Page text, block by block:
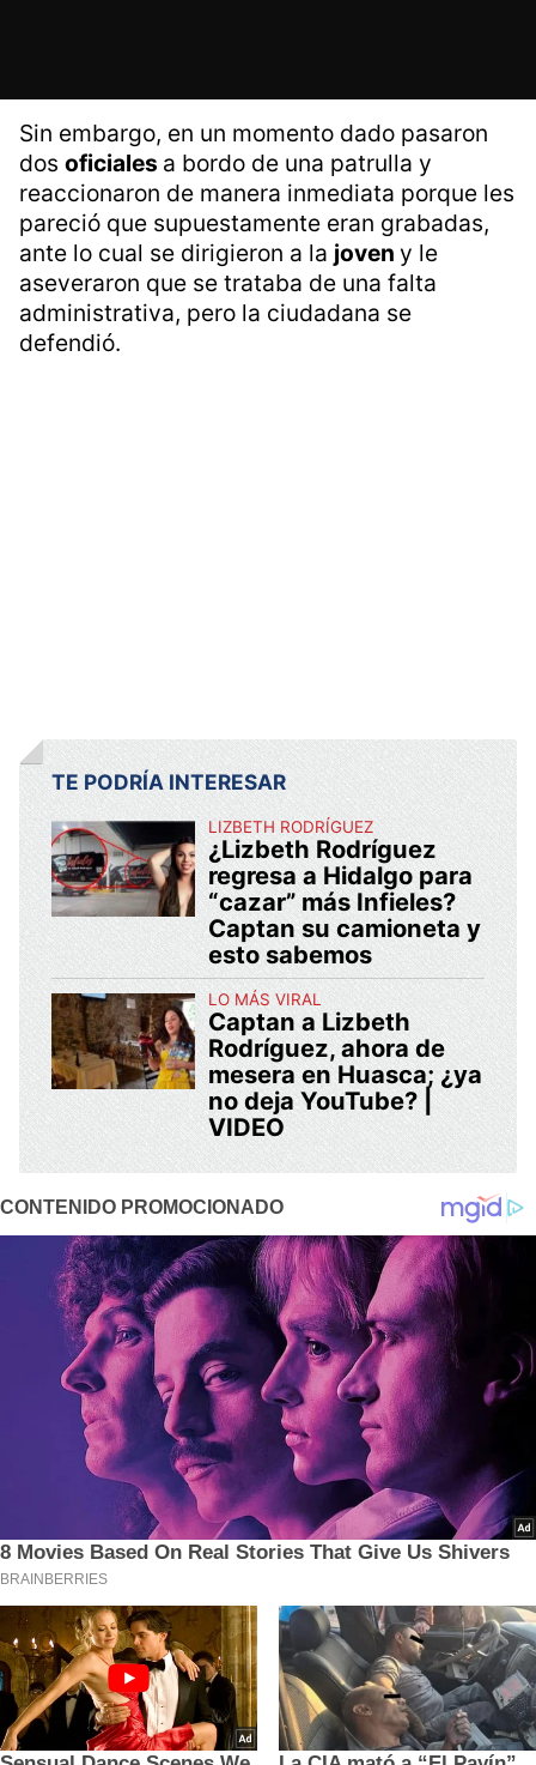
Sin embargo, en un momento dado pasaron
dos oficiales a bordo de una patrulla y
reaccionaron de manera inmediata porque les
pareció que supuestamente eran grabadas,
ante lo cual se dirigieron a la joven y le
aseveraron que se trataba de una falta
administrativa, pero la ciudadana se
defendió.
TE PODRÍA INTERESAR
LIZBETH RODRÍGUEZ
¿Lizbeth Rodríguez
regresa a Hidalgo para
“cazar” más Infieles?
Captan su camioneta y
esto sabemos
LO MÁS VIRAL
Captan a Lizbeth
Rodríguez, ahora de
mesera en Huasca; ¿ya
no deja YouTube? |
VIDEO